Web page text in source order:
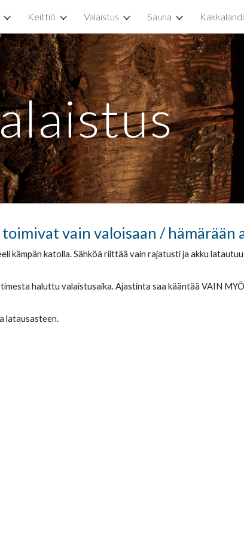
Skip to navigation
Keittiö Valaistus Sauna
vain valoisaan / hämärään
kämpän katolla. Sähköä riittää vain rajatusti ja akku
latausasteen.